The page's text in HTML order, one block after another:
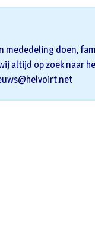
mededeling doen,
altijd op zoek naar